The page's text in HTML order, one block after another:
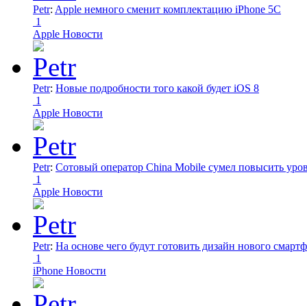
Petr: Apple немного сменит комплектацию iPhone 5C
1
Apple Новости
Petr: Новые подробности того какой будет iOS 8
1
Apple Новости
Petr: Сотовый оператор China Mobile сумел повысить
1
Apple Новости
Petr: На основе чего будут готовить дизайн нового
1
iPhone Новости